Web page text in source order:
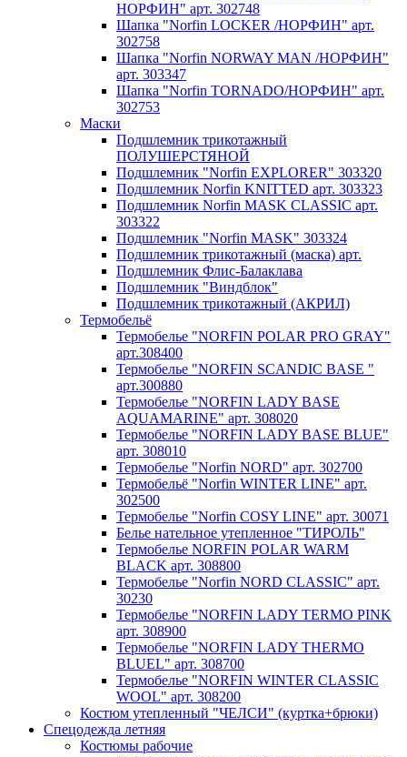
НОРФИН" арт. 302748
Шапка "Norfin LOCKER /НОРФИН" арт.
302758
Шапка "Norfin NORWAY MAN /НОРФИН"
арт. 303347
Шапка "Norfin TORNADO/НОРФИН" арт.
302753
Маски
Подшлемник трикотажный
ПОЛУШЕРСТЯНОЙ
Подшлемник "Norfin EXPLORER" 303320
Подшлемник Norfin KNITTED арт. 303323
Подшлемник Norfin MASK CLASSIC арт.
303322
Подшлемник "Norfin MASK" 303324
Подшлемник трикотажный (маска) арт.
Подшлемник Флис-Балаклава
Подшлемник "Виндблок"
Подшлемник трикотажный (АКРИЛ)
Термобельё
Термобелье "NORFIN POLAR PRO GRAY"
арт.308400
Термобелье "NORFIN SCANDIC BASE "
арт.300880
Термобелье "NORFIN LADY BASE
AQUAMARINE" арт. 308020
Термобелье "NORFIN LADY BASE BLUE"
арт. 308010
Термобелье "Norfin NORD" арт. 302700
Термобельё "Norfin WINTER LINE" арт.
302500
Термобелье "Norfin COSY LINE" арт. 30071
Белье нательное утепленное "ТИРОЛЬ"
Термобелье NORFIN POLAR WARM
BLACK арт. 308800
Термобелье "Norfin NORD CLASSIC" арт.
30230
Термобелье "NORFIN LADY TERMO PINK
арт. 308900
Термобелье "NORFIN LADY THERMO
BLUEL" арт. 308700
Термобелье "NORFIN WINTER CLASSIC
WOOL" арт. 308200
Костюм утепленный "ЧЕЛСИ" (куртка+брюки)
Спецодежда летняя
Костюмы рабочие